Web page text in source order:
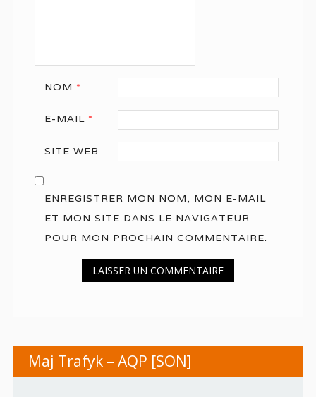
NOM *
E-MAIL *
SITE WEB
ENREGISTRER MON NOM, MON E-MAIL
ET MON SITE DANS LE NAVIGATEUR
POUR MON PROCHAIN COMMENTAIRE.
Maj Trafyk – AQP [SON]